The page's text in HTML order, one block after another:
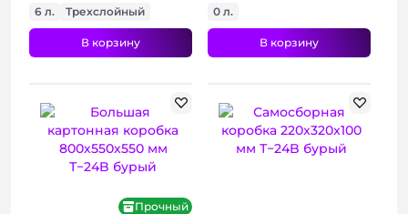
6 л.
Трехслойный
В корзину
0 л.
В корзину
Прочный